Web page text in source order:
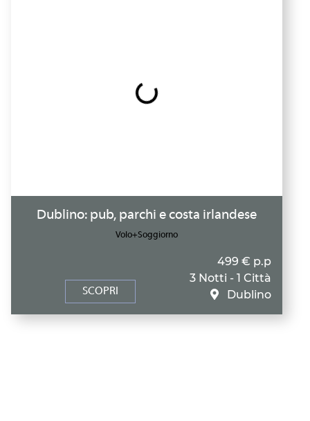
Dublino: pub, parchi e costa irlandese
Volo+Soggiorno
SCOPRI
499 € p.p
3 Notti - 1 Città
Dublino